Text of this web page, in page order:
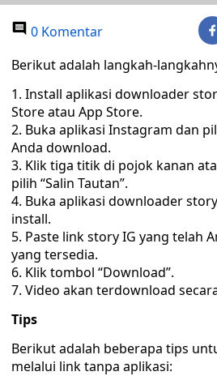
0 Komentar
Berikut adalah langkah-
Install aplikasi downloader
Store atau App Store.
Buka aplikasi Instagram dan
Anda download.
Klik tiga titik di pojok kanan
pilih “Salin Tautan”.
Buka aplikasi downloader
install.
Paste link story IG yang telah
yang tersedia.
Klik tombol “Download”.
Video akan terdownload
Tips
Berikut adalah beberapa tips
melalui link tanpa aplikasi: